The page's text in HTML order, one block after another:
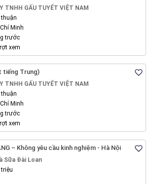
TNHH GẤU TUYẾT VIỆT NAM
Minh
trước
xem
tiếng Trung)
TNHH GẤU TUYẾT VIỆT NAM
Minh
trước
xem
– Không yêu cầu kinh nghiệm - Hà Nội
Sữa Đài Loan